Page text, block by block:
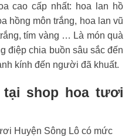
cao cấp nhất: hoa lan hồ
hồng môn trắng, hoa lan vũ
tím vàng … Là món quà
điệp chia buồn sâu sắc đến
kính đến người đã khuất.
shop hoa tươi
Huyện Sông Lô có mức